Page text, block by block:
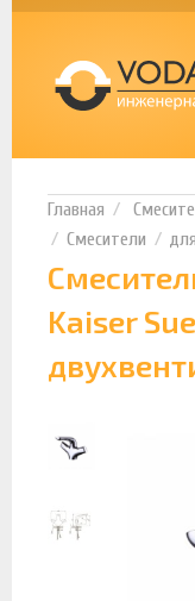
Смесители
Kaiser